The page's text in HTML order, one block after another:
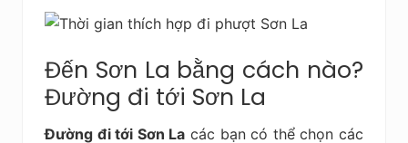
Đến Sơn La bằng cách nào?
Đường đi tới Sơn La
Đường đi tới Sơn La các bạn có thể chọn các